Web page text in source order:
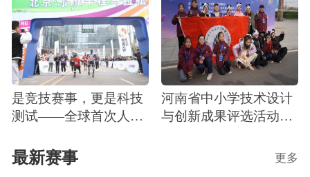
是竞技赛事，更是科技
测试——全球首次人机
河南省中小学技术设计
与创新成果评选活动圆
最新赛事 更多